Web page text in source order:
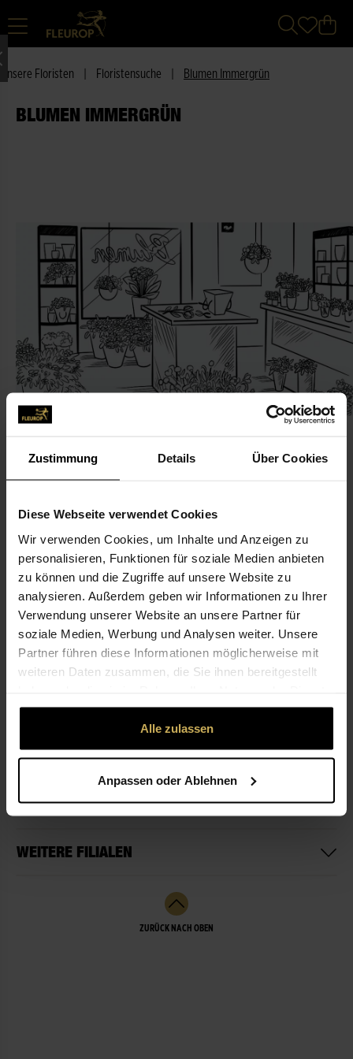
Zustimmung Details Über Cookies
Diese Webseite verwendet Cookies
Wir verwenden Cookies, um Inhalte und Anzeigen zu
personalisieren, Funktionen für soziale Medien anbieten
zu können und die Zugriffe auf unsere Website zu
analysieren. Außerdem geben wir Informationen zu Ihrer
Verwendung unserer Website an unsere Partner für
soziale Medien, Werbung und Analysen weiter. Unsere
Partner führen diese Informationen möglicherweise mit
weiteren Daten zusammen, die Sie ihnen bereitgestellt
gesammelt haben.
Alle zulassen
Anpassen oder Ablehnen
Unsere Floristen Floristensuche Blumen Immergrün
BLUMEN IMMERGRÜN
KONTAKT
Blumen Immergrün
Krauel, Fred
Berliner Str. 7
16278 Angermünde
03331-298 95 65
blumenimmergruen@web.de
ÖFFNUNGSZEITEN
LEISTUNGEN
WEITERE FILIALEN
ZURÜCK NACH OBEN